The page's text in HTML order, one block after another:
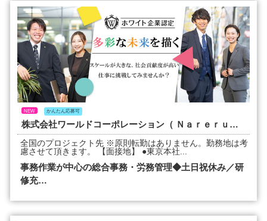
NEW かんたん応募可
株式会社ワールドコーポレーション（ Ｎａｒｅｒｕ Ｇｒｏｕｐ）
全国のプロジェクト先 ※原則転勤はありません。勤務地は考
慮させて頂きます。 【面接地】 ●東京本社...
事務作業が中心の総合事務・労務管理◆土日祝休み／研
修充…